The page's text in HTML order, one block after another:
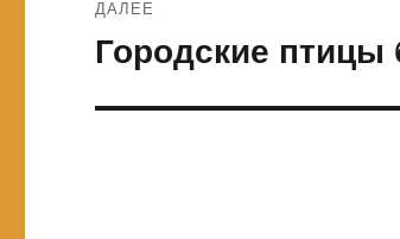
ДАЛЕЕ
Следующая
запись:
Городские